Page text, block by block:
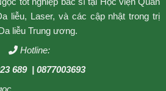
liễu, Laser, và các cập nhật trong trị
liễu Trung ương.
Hotline:
689| 0877003693